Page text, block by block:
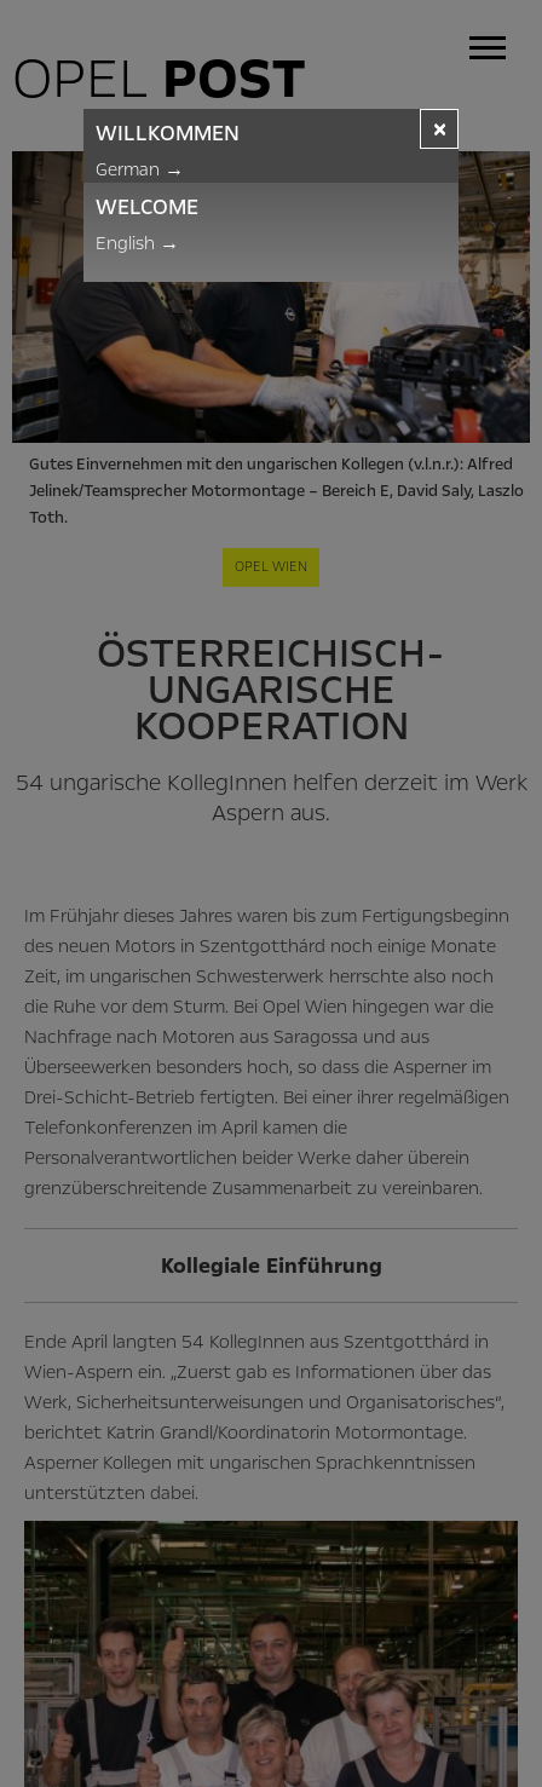
OPEL POST
Gutes Einvernehmen mit den ungarischen Kollegen (v.l.n.r.): Alfred
Jelinek/Teamsprecher Motormontage – Bereich E, David Saly, Laszlo
Toth.
OPEL WIEN
ÖSTERREICHISCH-
UNGARISCHE
KOOPERATION
54 ungarische KollegInnen helfen derzeit im Werk
Aspern aus.
Im Frühjahr dieses Jahres waren bis zum Fertigungsbeginn
des neuen Motors in Szentgotthárd noch einige Monate
Zeit, im ungarischen Schwesterwerk herrschte also noch
die Ruhe vor dem Sturm. Bei Opel Wien hingegen war die
Nachfrage nach Motoren aus Saragossa und aus
Überseewerken besonders hoch, so dass die Asperner im
Drei-Schicht-Betrieb fertigten. Bei einer ihrer regelmäßigen
Telefonkonferenzen im April kamen die
Personalverantwortlichen beider Werke daher überein
grenzüberschreitende Zusammenarbeit zu vereinbaren.
Kollegiale Einführung
Ende April langten 54 KollegInnen aus Szentgotthárd in
Wien-Aspern ein. „Zuerst gab es Informationen über das
Werk, Sicherheitsunterweisungen und Organisatorisches“,
berichtet Katrin Grandl/Koordinatorin Motormontage.
Asperner Kollegen mit ungarischen Sprachkenntnissen
unterstützten dabei.
×
WILLKOMMEN
German →
WELCOME
English →